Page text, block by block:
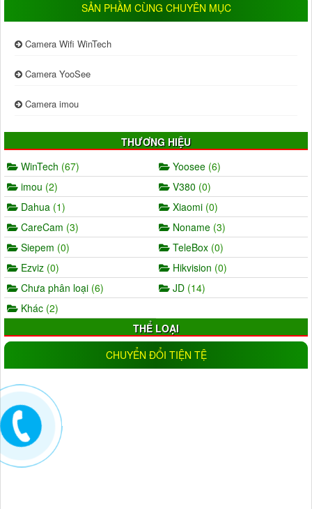
SẢN PHẦM CÙNG CHUYÊN MỤC
Camera Wifi WinTech
Camera YooSee
Camera imou
THƯƠNG HIỆU
WinTech (67) Yoosee (6)
imou (2) V380 (0)
Dahua (1) Xiaomi (0)
CareCam (3) Noname (3)
Siepem (0) TeleBox (0)
Ezviz (0) Hikvision (0)
Chưa phân loại (6) JD (14)
Khác (2)
THỂ LOẠI
IP(11)
Wifi(17) IP wifi(19)
Analog
TVI(0)
Ngoài trời
NLMT(1)
CHUYỂN ĐỔI TIỆN TỆ